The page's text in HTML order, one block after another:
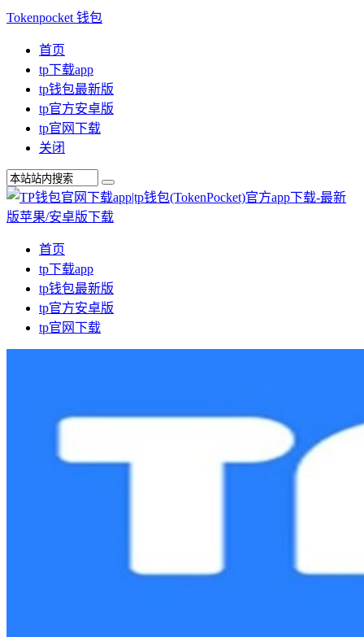
Tokenpocket 钱包
首页
tp下载app
tp钱包最新版
tp官方安卓版
tp官网下载
关闭
首页
tp下载app
tp钱包最新版
tp官方安卓版
tp官网下载